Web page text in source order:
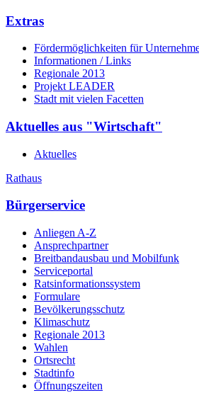
Extras
Fördermöglichkeiten für
Informationen / Links
Regionale 2013
Projekt LEADER
Stadt mit vielen Facetten
Aktuelles aus "Wirtschaft"
Aktuelles
Rathaus
Bürgerservice
Anliegen A-Z
Ansprechpartner
Breitbandausbau und Mobilfunk
Serviceportal
Ratsinformationssystem
Formulare
Bevölkerungsschutz
Klimaschutz
Regionale 2013
Wahlen
Ortsrecht
Stadtinfo
Öffnungszeiten